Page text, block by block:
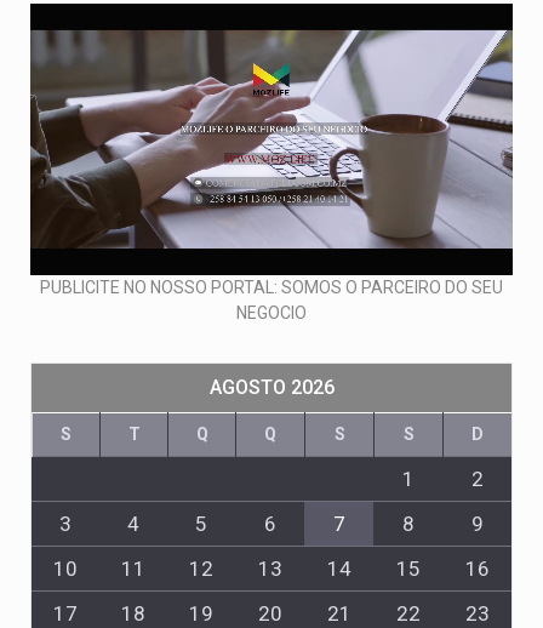
PUBLICITE NO NOSSO PORTAL: SOMOS O PARCEIRO DO SEU
NEGOCIO
AGOSTO 2026
S T Q Q S S D
1
2
3
4 5 6 7 8
9
10
11 12 13 14 15
16
17
18 19 20 21 22
23